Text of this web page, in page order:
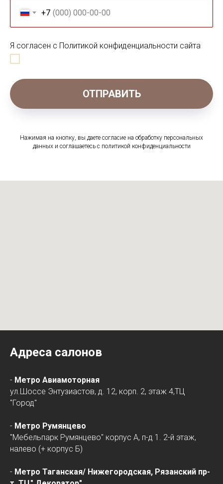
+7
Я согласен с Политикой конфиденциальности сайта
ОТПРАВИТЬ
Нажимая на кнопку, вы даете согласие на обработку персональных
данных и соглашаетесь c политикой конфиденциальности
Адреса салонов
- Метро Авиамоторная
ул.Шоссе Энтузиастов, д. 12, корп. 2, этаж 4,ТЦ
"Город"
- Метро Румянцево
"Мебельпарк Румянцево" корпус А, п-д 1. 2-й этаж,
налево (+ корпус Б)
- Метро Таганская/ Нижегородская, Рязанский пр-